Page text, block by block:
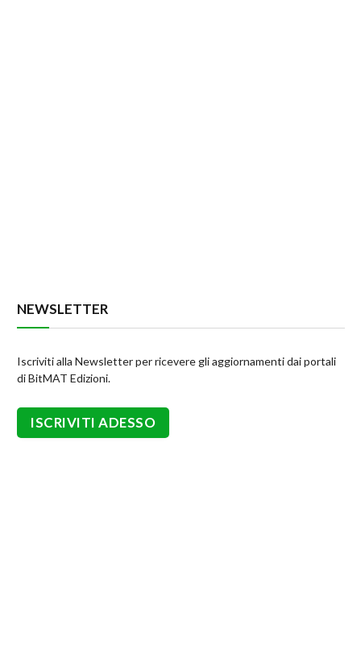
NEWSLETTER
Iscriviti alla Newsletter per ricevere gli aggiornamenti dai portali
di BitMAT Edizioni.